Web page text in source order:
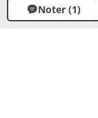
Noter (1)